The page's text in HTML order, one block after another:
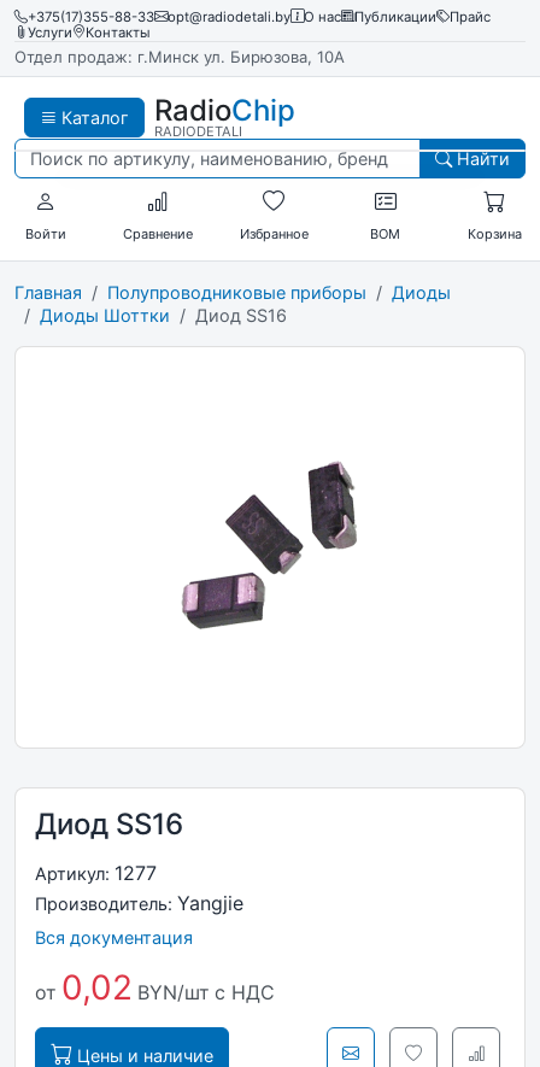
+375(17)355-88-33 opt@radiodetali.by О нас Публикации
Прайс
Услуги
Контакты
Отдел продаж: г.Минск ул. Бирюзова, 10А
Каталог RadioChip
RADIODETALI
Найти
Войти Сравнение Избранное BOM Корзина
Главная Полупроводниковые приборы
Диоды
Диоды Шоттки
Диод SS16
Диод SS16
Артикул: 1277
Производитель: Yangjie
Вся документация
от 0,02 BYN/шт с НДС
Цены и наличие